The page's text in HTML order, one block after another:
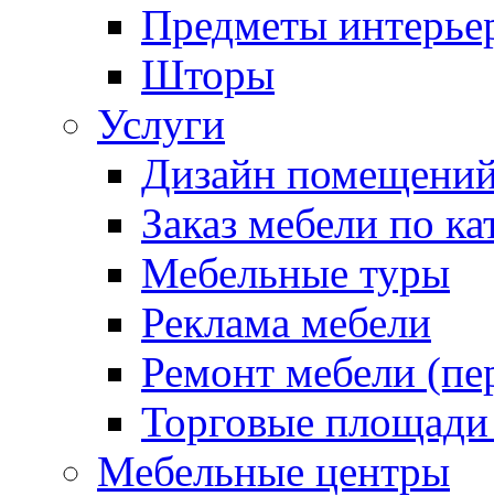
Предметы
Шторы
Услуги
Дизайн
Заказ мебели по
Мебельные туры
Реклама мебели
Ремонт мебели
Торговые
Мебельные центры